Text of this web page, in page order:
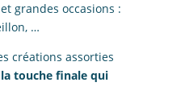
grandes occasions :
…
créations assorties
la touche finale qui